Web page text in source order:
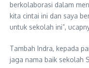
berkolaborasi dalam
kita cintai ini dan saya
untuk sekolah ini”,
Tambah Indra, kepada
jaga nama baik sekolah